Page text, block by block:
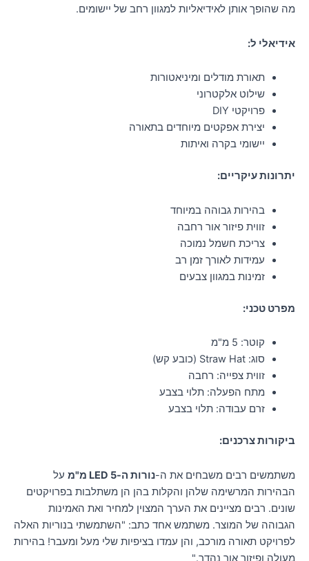
מה שהופך אותן לאידיאליות למגוון רחב של יישומים.
אידיאלי ל:
תאורת מודלים ומיניאטורות
שילוט אלקטרוני
פרויקטי DIY
יצירת אפקטים מיוחדים בתאורה
יישומי בקרה ואיתות
יתרונות עיקריים:
בהירות גבוהה במיוחד
זווית פיזור אור רחבה
צריכת חשמל נמוכה
עמידות לאורך זמן רב
זמינות במגוון צבעים
מפרט טכני:
קוטר: 5 מ"מ
סוג: Straw Hat (כובע קש)
זווית צפייה: רחבה
מתח הפעלה: תלוי בצבע
זרם עבודה: תלוי בצבע
ביקורות צרכנים:
משתמשים רבים משבחים את ה-נורות ה-LED 5 מ"מ
על
הבהירות המרשימה שלהן והקלות בהן הן משתלבות בפרויקטים
שונים. רבים מציינים את הערך המצוין למחיר ואת האמינות
הגבוהה של המוצר. משתמש אחד כתב: "השתמשתי בנוריות האלה
לפרויקט תאורה מורכב, והן עמדו בציפיות שלי מעל ומעבר! בהירות
מעולה ופיזור אור נהדר."